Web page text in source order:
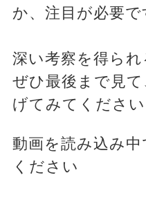
か、注目が必要で
深い考察を得られ
ぜひ最後まで見
げてみてください
動画を読み込み
ください